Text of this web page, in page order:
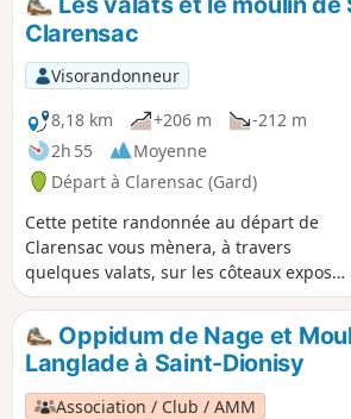
Clarensac
Visorandonneur
8,18 km
+206 m
-212 m
2h 55
Moyenne
Départ à Clarensac (Gard)
Cette petite randonnée au départ de
Clarensac vous mènera, à travers
quelques valats, sur les côteaux exposés
Sud de ce secteur de la Vaunage et
jusqu'au Moulin de Saint-Côme, un
endroit idéal pour profiter d'une belle
vue sur la plaine et jusqu'au Pic-Saint-
Loup.
Oppidum de Nage et
Langlade à Saint-Dionisy
Association / Club / AMM